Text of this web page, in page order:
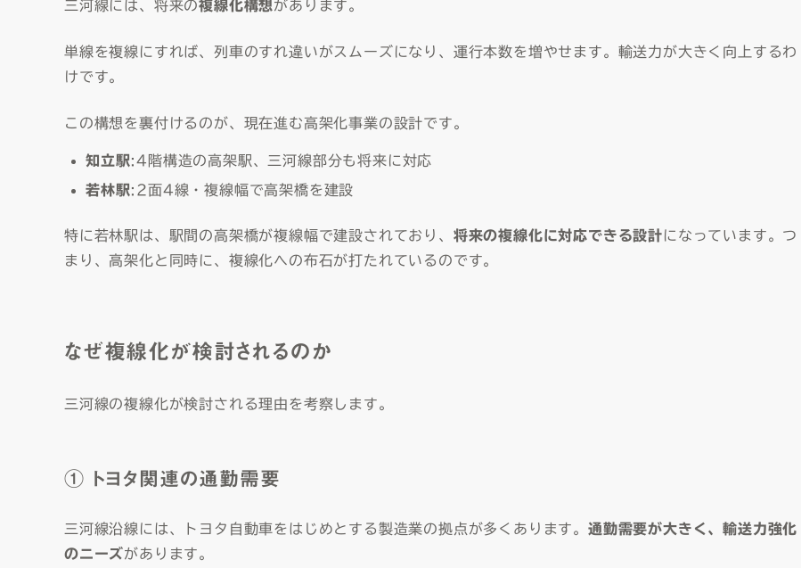
三河線には、将来の複線化構想があります。
単線を複線にすれば、列車のすれ違いがスムーズになり、運行本数を増やせます。輸送力が大きく向上するわ
けです。
この構想を裏付けるのが、現在進む高架化事業の設計です。
知立駅:4階構造の高架駅、三河線部分も将来に対応
若林駅:2面4線・複線幅で高架橋を建設
特に若林駅は、駅間の高架橋が複線幅で建設されており、 将来の複線化に対応できる設計になっています。つ
まり、高架化と同時に、複線化への布石が打たれているのです。
なぜ複線化が検討されるのか
三河線の複線化が検討される理由を考察します。
① トヨタ関連の通勤需要
三河線沿線には、トヨタ自動車をはじめとする製造業の拠点が多くあります。 通勤需要が大きく、輸送力強化
のニーズがあります。